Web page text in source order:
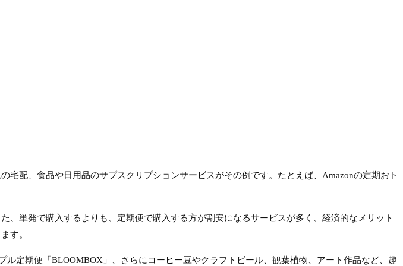
宅配、食品や日用品のサブスクリプションサービスがその例です。たとえば、Amazonの定期おト
単発で購入するよりも、定期便で購入する方が割安になるサービスが多く、経済的なメリット
す。
定期便「BLOOMBOX」、さらにコーヒー豆やクラフトビール、観葉植物、アート作品など、趣